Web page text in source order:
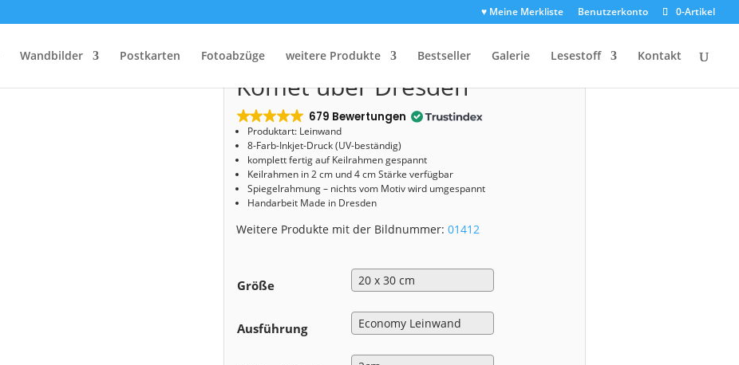
♥ Meine Merkliste Benutzerkonto 0-Artikel
Wandbilder Postkarten Fotoabzüge weitere Produkte Bestseller Galerie Lesestoff Kontakt
Start/Shop/Leinwand/ Leinwand (01412) Komet über Dresden
Leinwand (01412)
Komet über Dresden
679 Bewertungen
Produktart: Leinwand
8-Farb-Inkjet-Druck (UV-beständig)
komplett fertig auf Keilrahmen gespannt
Keilrahmen in 2 cm und 4 cm Stärke verfügbar
Spiegelrahmung – nichts vom Motiv wird umgespannt
Handarbeit Made in Dresden
Weitere Produkte mit der Bildnummer:01412
Größe
Ausführung